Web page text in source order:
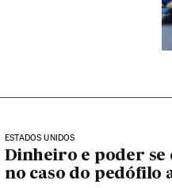
ESTADOS UNIDOS
Dinheiro e poder se
no caso do pedófilo